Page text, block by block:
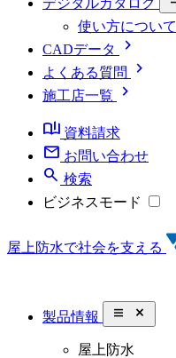
使い方について
CADデータ chevron_right
よくある質問 chevron_right
施工店一覧
chevron_right
book_ribbon 資料請求
mail お問い合わせ
search 検索
ビジネスモード
屋上防水で社会を支える
製品情報 close_small
屋上防水